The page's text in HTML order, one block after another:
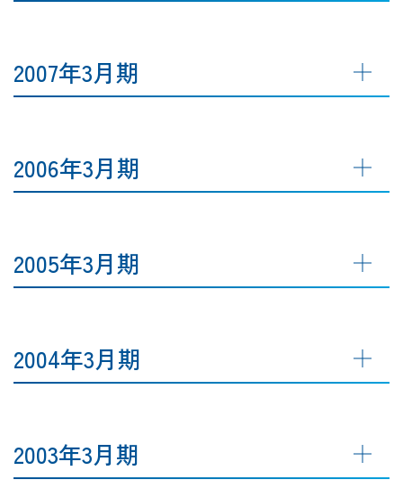
2007年3月期
2006年3月期
2005年3月期
2004年3月期
2003年3月期